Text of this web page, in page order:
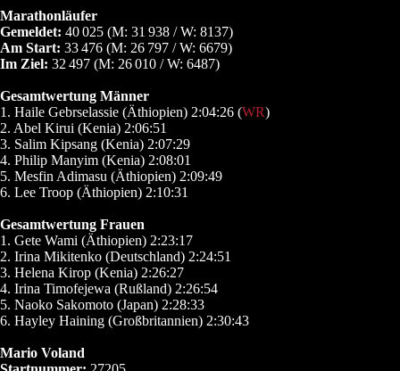
Marathonläufer
Gemeldet: 40025 (M: 31 938 / W: 8137)
Am Start: 33476 (M: 26 797 / W: 6679)
Im Ziel: 32 497 (M: 26010 / W: 6487)
Gesamtwertung Männer
1. Haile Gebrselassie (Äthiopien) 2:04:26 (WR)
2. Abel Kirui (Kenia) 2:06:51
3. Salim Kipsang (Kenia) 2:07:29
4. Philip Manyim (Kenia) 2:08:01
5. Mesfin Adimasu (Äthiopien) 2:09:49
6. Lee Troop (Äthiopien) 2:10:31
Gesamtwertung Frauen
1. Gete Wami (Äthiopien) 2:23:17
2. Irina Mikitenko (Deutschland) 2:24:51
3. Helena Kirop (Kenia) 2:26:27
4. Irina Timofejewa (Rußland) 2:26:54
5. Naoko Sakomoto (Japan) 2:28:33
6. Hayley Haining (Großbritannien) 2:30:43
Mario Voland